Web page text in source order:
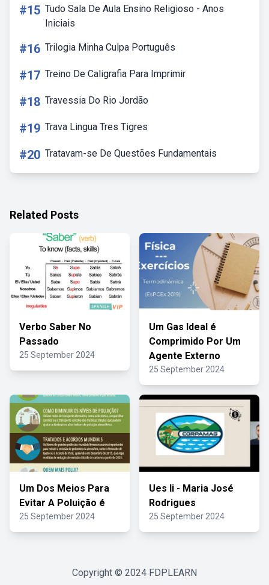
#15 Tudo Sala De Aula Ensino Religioso - Anos
Iniciais
#16 Trilogia Minha Culpa Português
#17 Treino De Caligrafia Para Imprimir
#18 Travessia Do Rio Jordão
#19 Trava Lingua Tres Tigres
#20 Tratavam-se De Questões Fundamentais
Related Posts
Verbo Saber No
Passado
25 September 2024
Um Gas Ideal é
Comprimido Por Um
Agente Externo
25 September 2024
Um Dos Meios Para
Evitar A Poluição é
25 September 2024
Ues Ii - Maria José
Rodrigues
25 September 2024
Copyright © 2024 FDPLEARN